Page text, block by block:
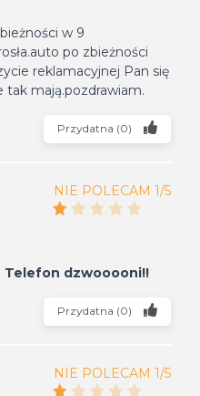
w 9
po zbieżności
reklamacyjnej Pan się
tak mają.pozdrawiam.
Przydatna (0)
NIE POLECAM 1/5
Telefon dzwooooni!!
Przydatna (0)
NIE POLECAM 1/5